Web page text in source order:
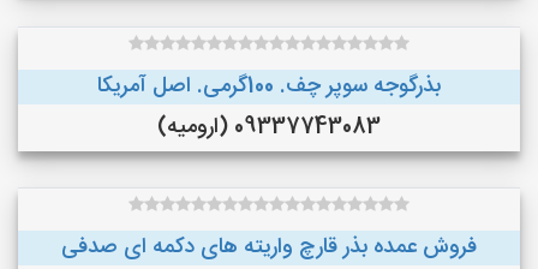
بذرگوجه‌ سوپر چف. 100گرمی. اصل آمریکا
09337743083 (ارومیه)
فروش عمده بذر قارچ واریته های دکمه ای صدفی